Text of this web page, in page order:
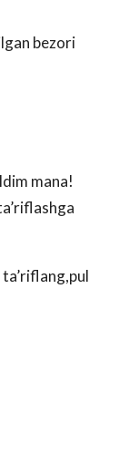
bezori
mana!
ta’riflang,pul